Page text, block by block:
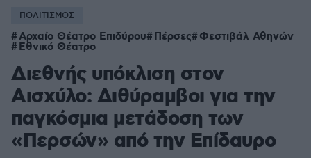
ΠΟΛΙΤΙΣΜΟΣ
Αρχαίο Θέατρο Επιδύρου Πέρσες Φεστιβάλ Αθηνών
Εθνικό Θέατρο
Διεθνής υπόκλιση στον
Αισχύλο: Διθύραμβοι για την
παγκόσμια μετάδοση των
«Περσών» από την Επίδαυρο